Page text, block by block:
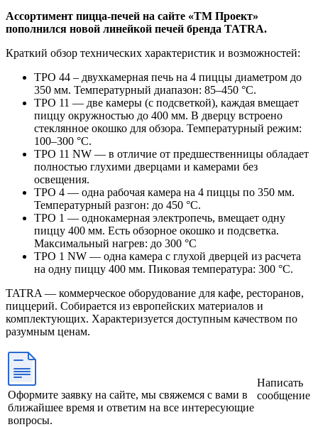
Ассортимент пицца-печей на сайте «ТМ Проект»
пополнился новой линейкой печей бренда TATRA.
Краткий обзор технических характеристик и возможностей:
TPO 44 – двухкамерная печь на 4 пиццы диаметром до
350 мм. Температурный диапазон: 85–450 °C.
TPO 11 — две камеры (с подсветкой), каждая вмещает
пиццу окружностью до 400 мм. В дверцу встроено
стеклянное окошко для обзора. Температурный режим:
100–300 °C.
TPO 11 NW — в отличие от предшественницы обладает
полностью глухими дверцами и камерами без
освещения.
TPO 4 — одна рабочая камера на 4 пиццы по 350 мм.
Температурный разгон: до 450 °C.
TPO 1 — однокамерная электропечь, вмещает одну
пиццу 400 мм. Есть обзорное окошко и подсветка.
Максимальный нагрев: до 300 °C
TPO 1 NW — одна камера с глухой дверцей из расчета
на одну пиццу 400 мм. Пиковая температура: 300 °C.
TATRA — коммерческое оборудование для кафе, ресторанов,
пиццерий. Собирается из европейских материалов и
комплектующих. Характеризуется доступным качеством по
разумным ценам.
Оформите заявку на сайте, мы свяжемся с вами в
ближайшее время и ответим на все интересующие
вопросы.
Написать
сообщение